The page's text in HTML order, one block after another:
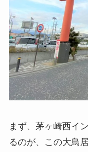
まず、茅ヶ崎西イ
るのが、この大鳥